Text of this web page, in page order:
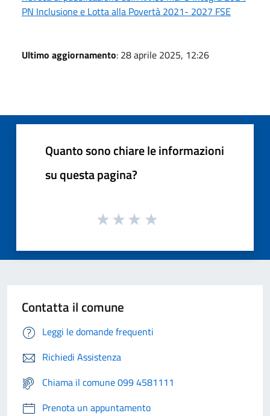
PN Inclusione e Lotta alla Povertà 2021- 2027 FSE
Ultimo aggiornamento: 28 aprile 2025, 12:26
Quanto sono chiare le informazioni
su questa pagina?
Contatta il comune
Leggi le domande frequenti
Richiedi Assistenza
Chiama il comune 099 4581111
Prenota un appuntamento